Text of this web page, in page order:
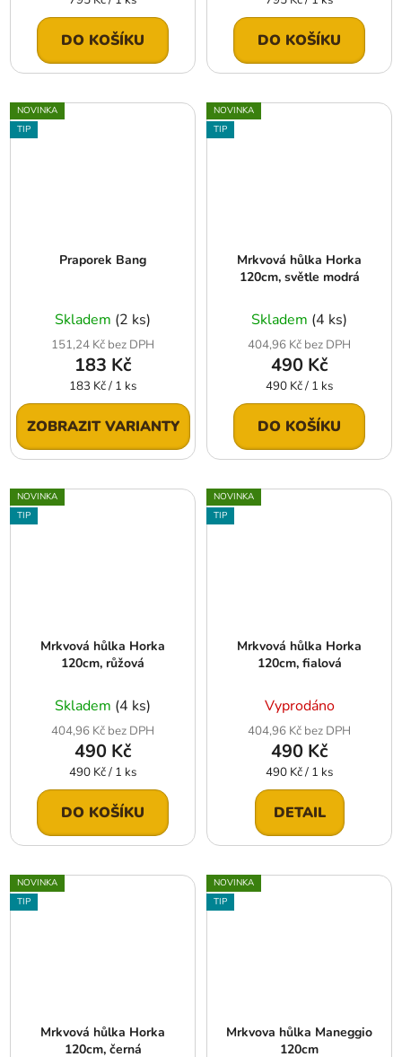
cena:
DO KOŠÍKU
cena:
DO KOŠÍKU
NOVINKA
TIP
Praporek Bang
Skladem (2 ks)
151,24 Kč bez DPH
183 Kč
Měrná
cena:
183 Kč / 1 ks
ZOBRAZIT VARIANTY
NOVINKA
TIP
Mrkvová hůlka Horka
120cm, světle modrá
Skladem (4 ks)
404,96 Kč bez DPH
490 Kč
Měrná
cena:
490 Kč / 1 ks
DO KOŠÍKU
NOVINKA
TIP
Mrkvová hůlka Horka
120cm, růžová
Skladem (4 ks)
404,96 Kč bez DPH
490 Kč
Měrná
cena:
490 Kč / 1 ks
DO KOŠÍKU
NOVINKA
TIP
Mrkvová hůlka Horka
120cm, fialová
Vyprodáno
404,96 Kč bez DPH
490 Kč
Měrná
cena:
490 Kč / 1 ks
DETAIL
NOVINKA
TIP
Mrkvová hůlka Horka
120cm, černá
NOVINKA
TIP
Mrkvova hůlka Maneggio
120cm